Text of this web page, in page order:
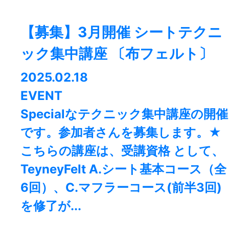
【募集】3月開催 シートテクニ
ック集中講座 〔布フェルト〕
2025.02.18
EVENT
Specialなテクニック集中講座の開催
です。参加者さんを募集します。★
こちらの講座は、受講資格 として、
TeyneyFelt A.シート基本コース（全
6回）、C.マフラーコース(前半3回)
を修了が...